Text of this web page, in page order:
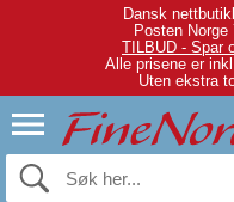
Dansk
Posten
TILBUD - Spar
Alle prisene er
Uten ekstra